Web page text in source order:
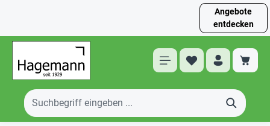
Angebote
entdecken